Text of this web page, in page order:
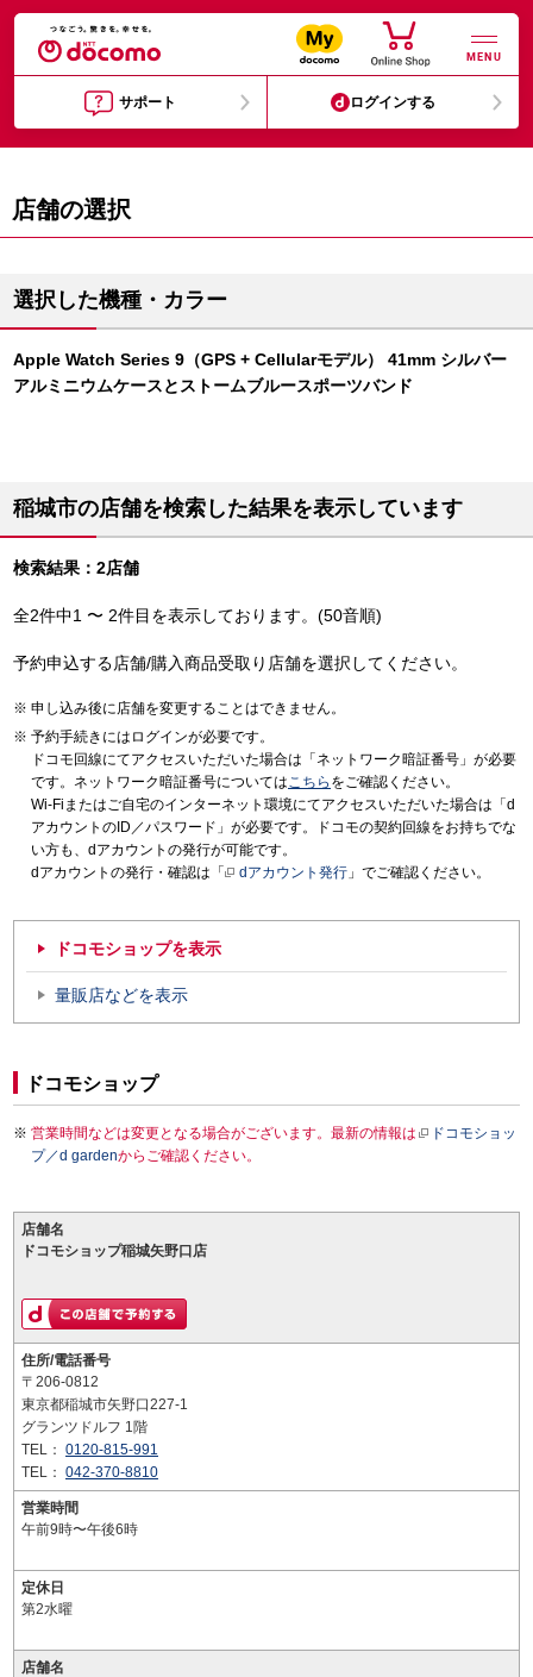
MENU
サポート ログインする
店舗の選択
選択した機種・カラー
Apple Watch Series 9（GPS + Cellularモデル） 41mm シルバー
アルミニウムケースとストームブルースポーツバンド
稲城市の店舗を検索した結果を表示しています
検索結果：2店舗
全2件中1 〜 2件目を表示しております。(50音順)
予約申込する店舗/購入商品受取り店舗を選択してください。
申し込み後に店舗を変更することはできません。
予約手続きにはログインが必要です。
ドコモ回線にてアクセスいただいた場合は「ネットワーク暗証番号」が必要
です。ネットワーク暗証番号についてはこちら をご確認ください。
Wi-Fiまたはご自宅のインターネット環境にてアクセスいただいた場合は「d
アカウントのID／パスワード」が必要です。ドコモの契約回線をお持ちでな
い方も、dアカウントの発行が可能です。
dアカウントの発行・確認は「
dアカウント発行 」でご確認ください。
ドコモショップを表示
量販店などを表示
ドコモショップ
営業時間などは変更となる場合がございます。最新の情報は
ドコモショッ
プ／d gardenからご確認ください。
店舗名
ドコモショップ稲城矢野口店
住所/電話番号
〒206-0812
東京都稲城市矢野口227-1
グランツドルフ 1階
TEL： 0120-815-991
TEL： 042-370-8810
営業時間
午前9時〜午後6時
定休日
第2水曜
店舗名